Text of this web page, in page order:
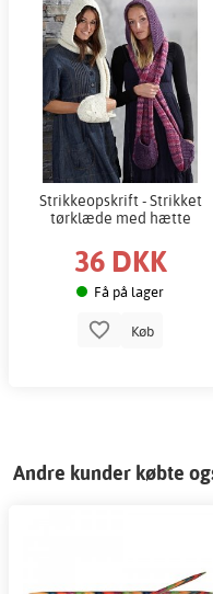
Strikkeopskrift - Strikket
tørklæde med hætte
36 DKK
Få på lager
Køb
Andre kunder købte